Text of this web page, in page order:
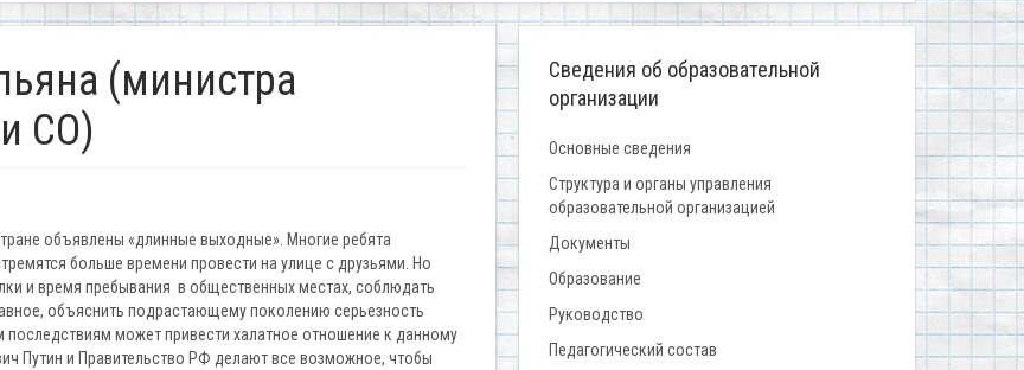
(министра
СО)
объявлены «длинные выходные». Многие ребята
больше времени провести на улице с друзьями. Но
и время пребывания в общественных местах, соблюдать
объяснить подрастающему поколению серьезность
может привести халатное отношение к данному
Путин и Правительство РФ делают все возможное, чтобы
Сведения об образовательной
организации
Основные сведения
Структура и органы управления
образовательной организацией
Документы
Образование
Руководство
Педагогический состав